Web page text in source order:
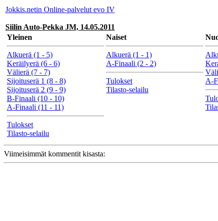
Jokkis.netin Online-palvelut evo IV
Siilin Auto-Pekka JM, 14.05.2011
Yleinen
Alkuerä (1 - 5)
Keräilyerä (6 - 6)
Välierä (7 - 7)
Sijoituserä 1 (8 - 8)
Sijoituserä 2 (9 - 9)
B-Finaali (10 - 10)
A-Finaali (11 - 11)
Tulokset
Tilasto-selailu
Naiset
Alkuerä (1 - 1)
A-Finaali (2 - 2)
Tulokset
Tilasto-selailu
A-
Viimeisimmät kommentit kisasta: